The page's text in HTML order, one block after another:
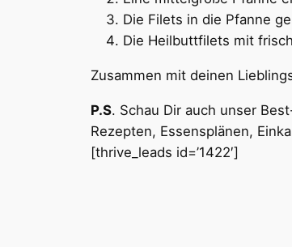
Die Filets in die Pfanne
Die Heilbuttfilets mit
Zusammen mit deinen
P.S. Schau Dir auch unser
Rezepten, Essensplänen,
[thrive_leads id=’1422′]